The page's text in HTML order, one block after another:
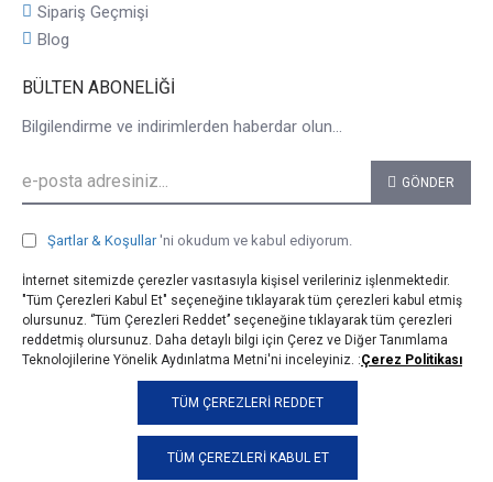
Sipariş Geçmişi
Blog
BÜLTEN ABONELIĞI
Bilgilendirme ve indirimlerden haberdar olun...
GÖNDER
Şartlar & Koşullar 'ni okudum ve kabul ediyorum.
© 2025, taji.com.tr, Tüm Hakları Saklıdır.
TÜM ÇEREZLERI KABUL ET
İnternet sitemizde çerezler vasıtasıyla kişisel verileriniz işlenmektedir.
"Tüm Çerezleri Kabul Et" seçeneğine tıklayarak tüm çerezleri kabul etmiş
olursunuz. ‘’Tüm Çerezleri Reddet’’ seçeneğine tıklayarak tüm çerezleri
reddetmiş olursunuz. Daha detaylı bilgi için Çerez ve Diğer Tanımlama
Teknolojilerine Yönelik Aydınlatma Metni'ni inceleyiniz. :Çerez Politikası
TÜM ÇEREZLERI REDDET